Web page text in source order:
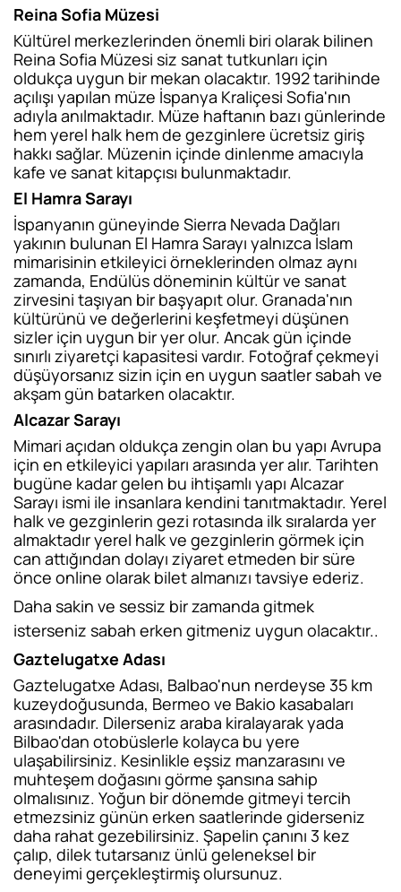
Reina Sofia Müzesi
Kültürel merkezlerinden önemli biri olarak bilinen
Reina Sofia Müzesi siz sanat tutkunları için
oldukça uygun bir mekan olacaktır. 1992 tarihinde
açılışı yapılan müze İspanya Kraliçesi Sofia'nın
adıyla anılmaktadır. Müze haftanın bazı günlerinde
hem yerel halk hem de gezginlere ücretsiz giriş
hakkı sağlar. Müzenin içinde dinlenme amacıyla
kafe ve sanat kitapçısı bulunmaktadır.
El Hamra Sarayı
İspanyanın güneyinde Sierra Nevada Dağları
yakının bulunan El Hamra Sarayı yalnızca İslam
mimarisinin etkileyici örneklerinden olmaz aynı
zamanda, Endülüs döneminin kültür ve sanat
zirvesini taşıyan bir başyapıt olur. Granada'nın
kültürünü ve değerlerini keşfetmeyi düşünen
sizler için uygun bir yer olur. Ancak gün içinde
sınırlı ziyaretçi kapasitesi vardır. Fotoğraf çekmeyi
düşüyorsanız sizin için en uygun saatler sabah ve
akşam gün batarken olacaktır.
Alcazar Sarayı
Mimari açıdan oldukça zengin olan bu yapı Avrupa
için en etkileyici yapıları arasında yer alır. Tarihten
bugüne kadar gelen bu ihtişamlı yapı Alcazar
Sarayı ismi ile insanlara kendini tanıtmaktadır. Yerel
halk ve gezginlerin gezi rotasında ilk sıralarda yer
almaktadır yerel halk ve gezginlerin görmek için
can attığından dolayı ziyaret etmeden bir süre
önce online olarak bilet almanızı tavsiye ederiz.
Daha sakin ve sessiz bir zamanda gitmek
isterseniz sabah erken gitmeniz uygun olacaktır..
Gaztelugatxe Adası
Gaztelugatxe Adası, Balbao'nun nerdeyse 35 km
kuzeydoğusunda, Bermeo ve Bakio kasabaları
arasındadır. Dilerseniz araba kiralayarak yada
Bilbao'dan otobüslerle kolayca bu yere
ulaşabilirsiniz. Kesinlikle eşsiz manzarasını ve
muhteşem doğasını görme şansına sahip
olmalısınız. Yoğun bir dönemde gitmeyi tercih
etmezsiniz günün erken saatlerinde giderseniz
daha rahat gezebilirsiniz. Şapelin çanını 3 kez
çalıp, dilek tutarsanız ünlü geleneksel bir
deneyimi gerçekleştirmiş olursunuz.